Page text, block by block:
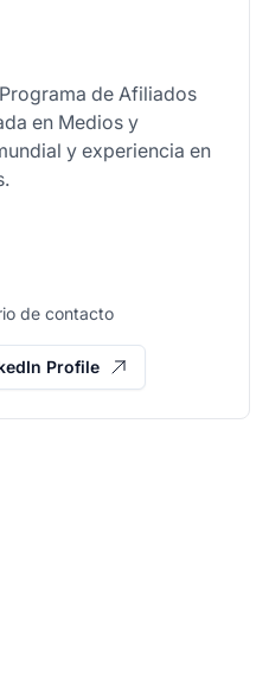
de Afiliados
en Medios y
y experiencia en
de contacto
Profile